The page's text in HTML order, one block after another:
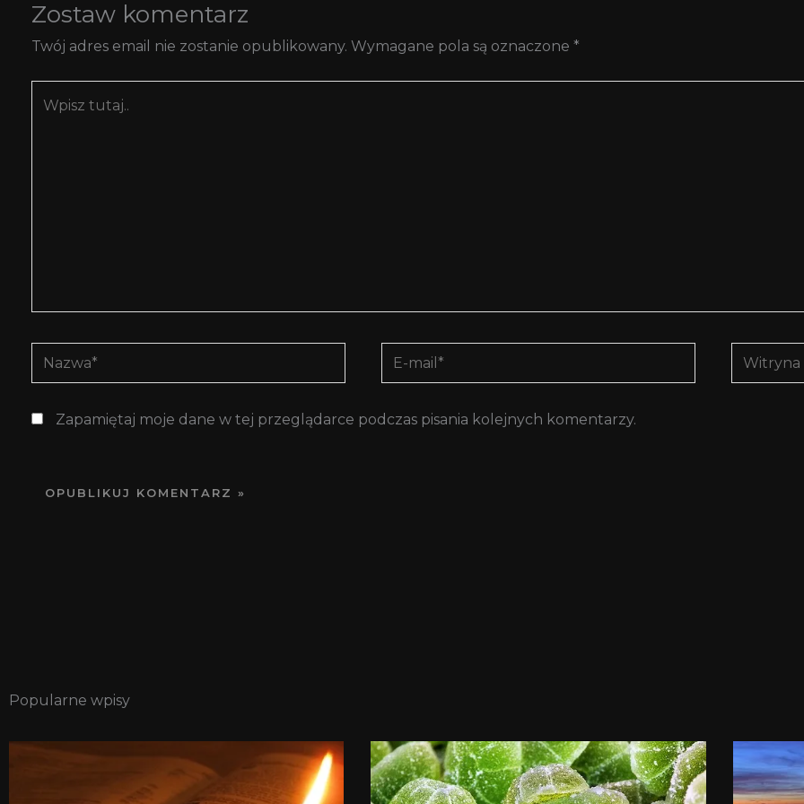
Zostaw komentarz
Twój adres email nie zostanie opublikowany. Wymagane pola są oznaczone *
tutaj..
Nazwa*
E-
mail*
Witryna
Zapamiętaj moje dane w tej przeglądarce podczas pisania kolejnych komentarzy.
Popularne wpisy